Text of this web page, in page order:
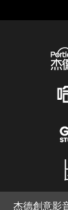
杰德創意影